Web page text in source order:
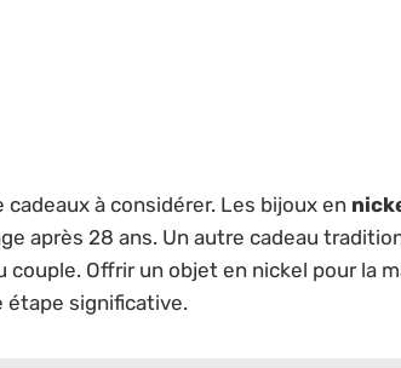
à considérer. Les bijoux en
après 28 ans. Un autre cadeau
Offrir un objet en nickel pour la
étape significative.